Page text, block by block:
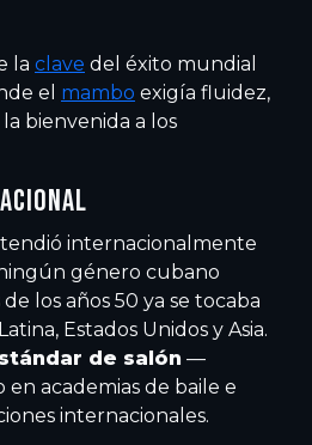
la clave del éxito mundial
el mambo exigía fluidez,
bienvenida a los
internacionalmente
género cubano
los años 50 ya se tocaba
Estados Unidos y Asia.
de salón —
en academias de baile e
internacionales.